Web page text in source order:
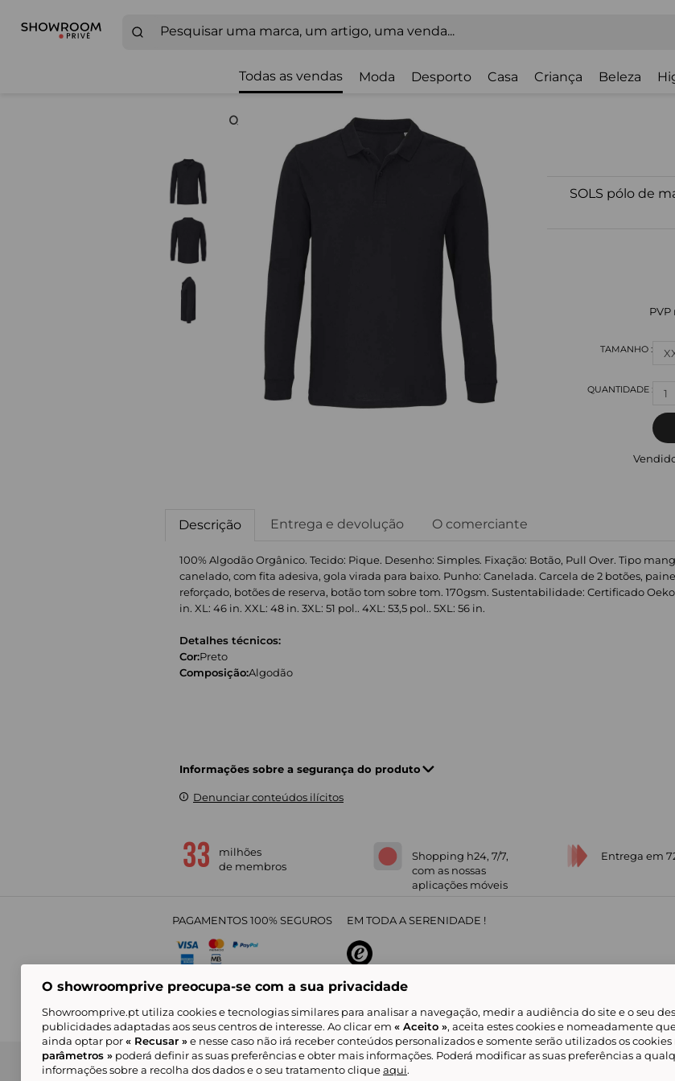
Todas as vendas Moda Desporto Casa Criança Beleza
SOLS pólo de
1
Descrição Entrega e devolução O comerciante
100% Algodão Orgânico. Tecido: Pique. Desenho: Simples. Fixação: Botão, Pull Over. Tipo
canelado, com fita adesiva, gola virada para baixo. Punho: Canelada. Carcela de 2 botões,
reforçado, botões de reserva, botão tom sobre tom. 170gsm. Sustentabilidade: Certificado Oeko-
in. XL: 46 in. XXL: 48 in. 3XL: 51 pol.. 4XL: 53,5 pol.. 5XL: 56 in.
Detalhes técnicos:
Cor:Preto
Composição:Algodão
Informações sobre a segurança do produto
Denunciar conteúdos ilícitos
milhões
de membros
Shopping h24, 7/7,
com as nossas
aplicações móveis
Entrega em
PAGAMENTOS 100% SEGUROS EM TODA A SERENIDADE !
4,31/5 sobre
Condições Gerais de Venda Política de Confidencialidade Livro de Reclamações Showroomprive group Ajuda e
de Marketplace
O showroomprive preocupa-se com a sua privacidade
Showroomprive.pt utiliza cookies e tecnologias similares para analisar a navegação, medir a audiência do site e o seu
publicidades adaptadas aos seus centros de interesse. Ao clicar em « Aceito », aceita estes cookies e nomeadamente
ainda optar por« Recusar »e nesse caso não irá receber conteúdos personalizados e somente serão utilizados os
parâmetros » poderá definir as suas preferências e obter mais informações. Poderá modificar as suas preferências a
informações sobre a recolha dos dados e o seu tratamento cliqueaqui.